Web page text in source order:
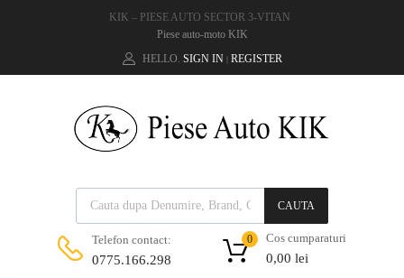
KIK – PIESE AUTO SECTOR 3-VITAN
Piese auto-moto KIK
HELLO. SIGN IN | REGISTER
CAUTA
Telefon contact:
0775.166.298
Cos cumparaturi
0,00 lei
0